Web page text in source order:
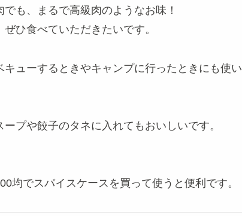
も、まるで高級肉のようなお味！
ひ食べていただきたいです。
ューするときやキャンプに行ったときにも使い
プや餃子のタネに入れてもおいしいです。
均でスパイスケースを買って使うと便利です。